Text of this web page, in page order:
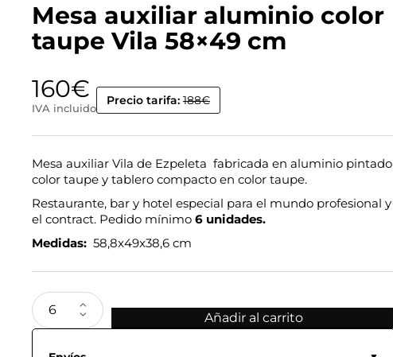
Mesa auxiliar aluminio color
taupe Vila 58×49 cm
160€
IVA incluido
Precio tarifa: 188€
Mesa auxiliar Vila de Ezpeleta fabricada en aluminio pintado
color taupe y tablero compacto en color taupe.
Restaurante, bar y hotel especial para el mundo profesional y
el contract. Pedido mínimo 6 unidades.
Medidas: 58,8x49x38,6 cm
Añadir al carrito